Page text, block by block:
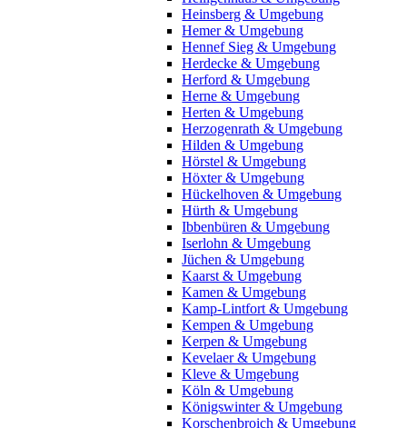
Heinsberg & Umgebung
Hemer & Umgebung
Hennef Sieg & Umgebung
Herdecke & Umgebung
Herford & Umgebung
Herne & Umgebung
Herten & Umgebung
Herzogenrath & Umgebung
Hilden & Umgebung
Hörstel & Umgebung
Höxter & Umgebung
Hückelhoven & Umgebung
Hürth & Umgebung
Ibbenbüren & Umgebung
Iserlohn & Umgebung
Jüchen & Umgebung
Kaarst & Umgebung
Kamen & Umgebung
Kamp-Lintfort & Umgebung
Kempen & Umgebung
Kerpen & Umgebung
Kevelaer & Umgebung
Kleve & Umgebung
Köln & Umgebung
Königswinter & Umgebung
Korschenbroich & Umgebung